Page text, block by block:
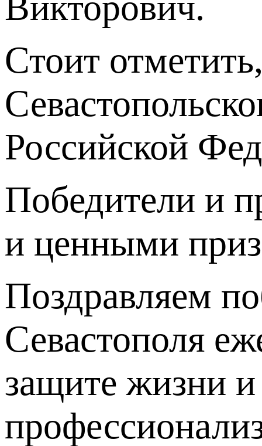
Стоит
Российской
Победители и
и ценными
Поздравляем
Севастополя
защите жизни